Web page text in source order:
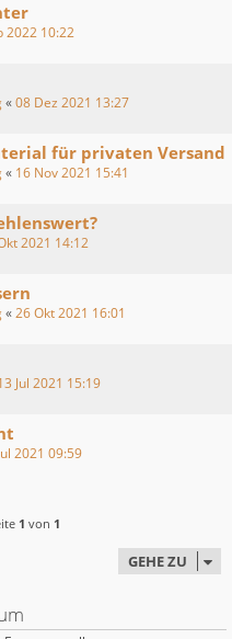
2022 10:22
«08 Dez 2021 13:27
für privaten Versand
« 16 Nov 2021 15:41
2021 14:12
«26 Okt 2021 16:01
Jul 2021 15:19
2021 09:59
1 von 1
GEHE ZU